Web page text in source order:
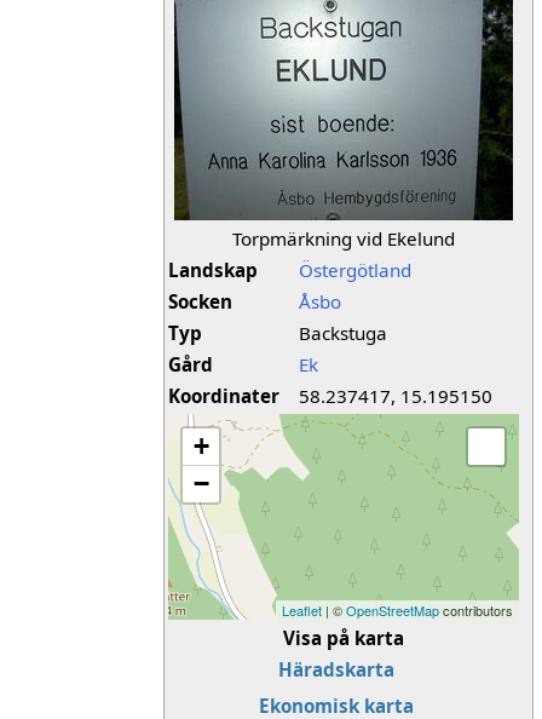
Torpmärkning vid Ekelund
Landskap
Östergötland
Socken
Åsbo
Typ
Backstuga
Gård
Ek
Koordinater
58.237417, 15.195150
+
−
Leaflet | ©OpenStreetMapcontributors
Visa på karta
Häradskarta
Ekonomisk karta